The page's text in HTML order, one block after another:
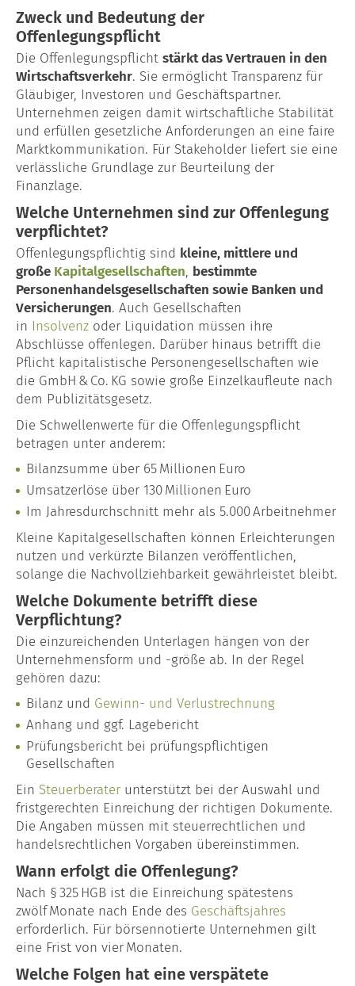
Zweck und Bedeutung der
Offenlegungspflicht
Die Offenlegungspflicht stärkt das Vertrauen in den
Wirtschaftsverkehr. Sie ermöglicht Transparenz für
Gläubiger, Investoren und Geschäftspartner.
Unternehmen zeigen damit wirtschaftliche Stabilität
und erfüllen gesetzliche Anforderungen an eine faire
Marktkommunikation. Für Stakeholder liefert sie eine
verlässliche Grundlage zur Beurteilung der
Finanzlage.
Welche Unternehmen sind zur Offenlegung
verpflichtet?
Offenlegungspflichtig sind kleine, mittlere und
große Kapitalgesellschaften, bestimmte
Personenhandelsgesellschaften sowie Banken und
Versicherungen. Auch Gesellschaften
in Insolvenz oder Liquidation müssen ihre
Abschlüsse offenlegen. Darüber hinaus betrifft die
Pflicht kapitalistische Personengesellschaften wie
die GmbH & Co. KG sowie große Einzelkaufleute nach
dem Publizitätsgesetz.
Die Schwellenwerte für die Offenlegungspflicht
betragen unter anderem:
Bilanzsumme über 65 Millionen Euro
Umsatzerlöse über 130 Millionen Euro
Im Jahresdurchschnitt mehr als 5.000 Arbeitnehmer
Kleine Kapitalgesellschaften können Erleichterungen
nutzen und verkürzte Bilanzen veröffentlichen,
solange die Nachvollziehbarkeit gewährleistet bleibt.
Welche Dokumente betrifft diese
Verpflichtung?
Die einzureichenden Unterlagen hängen von der
Unternehmensform und -größe ab. In der Regel
gehören dazu:
Bilanz und Gewinn- und Verlustrechnung
Anhang und ggf. Lagebericht
Prüfungsbericht bei prüfungspflichtigen
Gesellschaften
Ein Steuerberater unterstützt bei der Auswahl und
fristgerechten Einreichung der richtigen Dokumente.
Die Angaben müssen mit steuerrechtlichen und
handelsrechtlichen Vorgaben übereinstimmen.
Wann erfolgt die Offenlegung?
Nach § 325 HGB ist die Einreichung spätestens
zwölf Monate nach Ende des Geschäftsjahres
erforderlich. Für börsennotierte Unternehmen gilt
eine Frist von vier Monaten.
Welche Folgen hat eine verspätete